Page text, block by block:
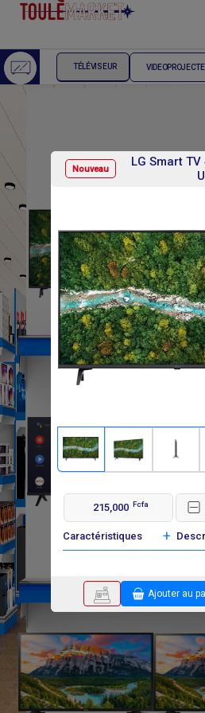
Nouveau
LG Smart TV
215,000 Fcfa
Caractéristiques +
Ajouter au
TÉLÉVISEUR
215 000F